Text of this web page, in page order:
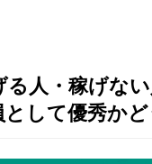
る人・稼げな
として優秀か